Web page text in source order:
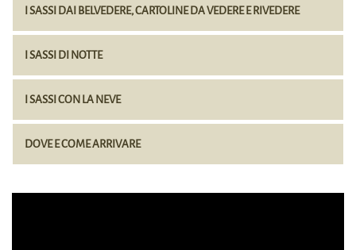
I SASSI DAI BELVEDERE, CARTOLINE DA VEDERE E RIVEDERE
I SASSI DI NOTTE
I SASSI CON LA NEVE
DOVE E COME ARRIVARE